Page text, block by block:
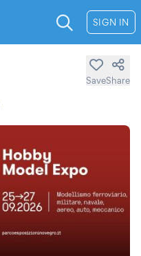
SIGN IN
SaveShare